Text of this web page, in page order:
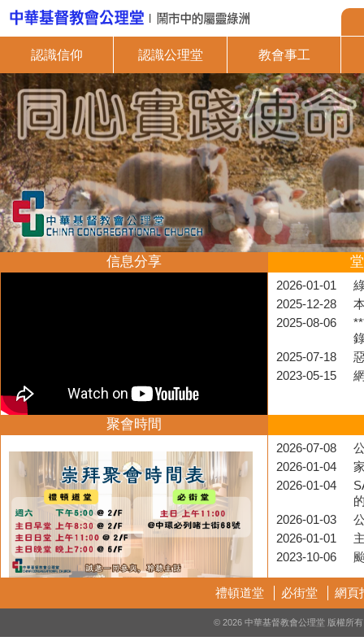
認識信仰 認識公理堂 教會事工
信息分享
2026-01-01
2025-12-28
2025-08-06
2025-07-18
2023-05-15
聚會時間
2026-07-08
2026-01-04
2026-01-04
2026-01-03
2026-01-01
2023-10-06
禮頓道堂 必街堂 網頁
© 2026 中華基督教會公理堂 版權所